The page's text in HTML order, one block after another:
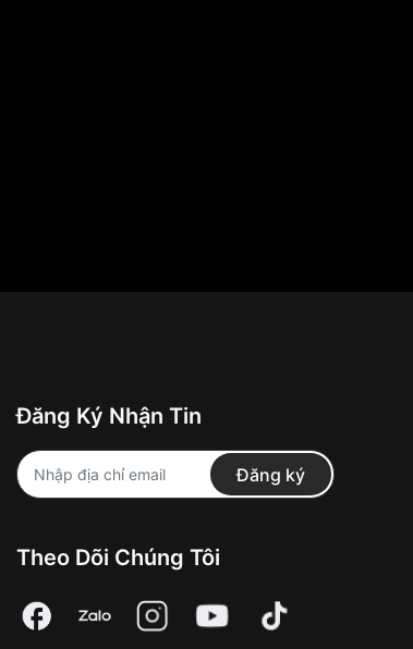
Đăng Ký Nhận Tin
Đăng ký
Theo Dõi Chúng Tôi